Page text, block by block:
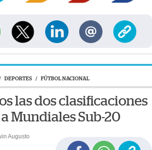
DEPORTES / FÚTBOL NACIONAL
las dos clasificaciones
Mundiales Sub-20
Augusto